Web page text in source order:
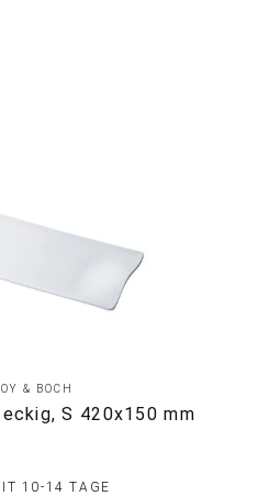
& BOCH
S 420x150 mm
10-14 TAGE